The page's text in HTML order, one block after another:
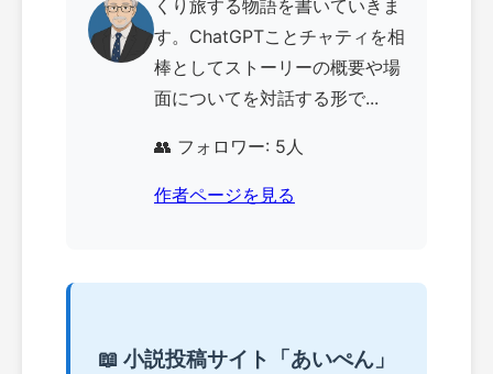
くり旅する物語を書いていきま
す。ChatGPTことチャティを相
棒としてストーリーの概要や場
面についてを対話する形で...
👥 フォロワー: 5人
作者ページを見る
📖 小説投稿サイト「あいぺん」